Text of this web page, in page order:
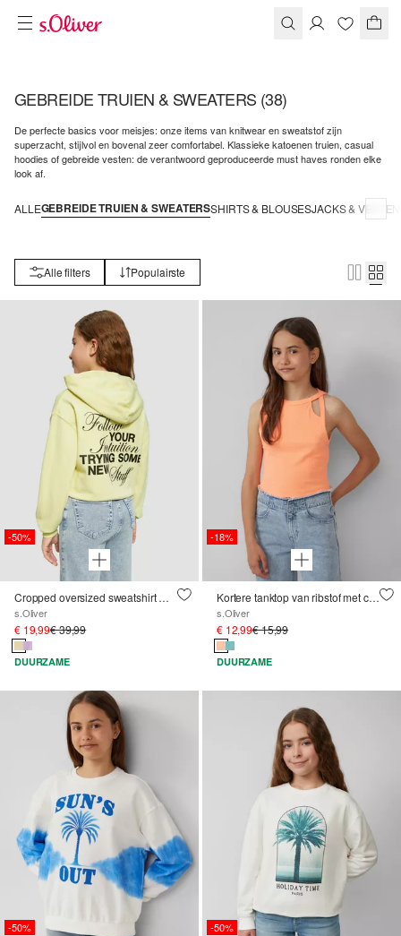
GEBREIDE TRUIEN & SWEATERS (38)
De perfecte basics voor meisjes: onze items van knitwear en sweatstof zijn
superzacht, stijlvol en bovenal zeer comfortabel. Klassieke katoenen truien, casual
hoodies of gebreide vesten: de verantwoord geproduceerde must haves ronden elke
look af.
ALLEGEBREIDE TRUIEN & SWEATERSSHIRTS & BLOUSESJACKS & VESTEN
Alle filters Populairste
-50%
Cropped oversized sweatshirt met print op de achterkant en garment wash
s.Oliver
€ 19,99€ 39,99
DUURZAME
-18%
Kortere tanktop van ribstof met cut-outs
s.Oliver
€ 12,99€ 15,99
DUURZAME
-50% -50%